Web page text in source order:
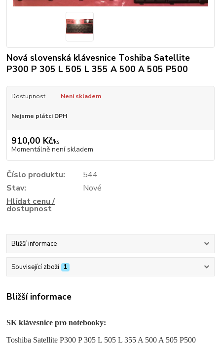
Nová slovenská klávesnice Toshiba Satellite
P300 P 305 L 505 L 355 A 500 A 505 P500
Dostupnost Není skladem
Nejsme plátci DPH
910,00 Kč/ks
Momentálně není skladem
Číslo produktu:
544
Stav:
Nové
Hlídat cenu /
dostupnost
Bližší informace
Související zboží 1
Bližší informace
SK klávesnice pro notebooky:
Toshiba Satellite P300 P 305 L 505 L 355 A 500 A 505 P500